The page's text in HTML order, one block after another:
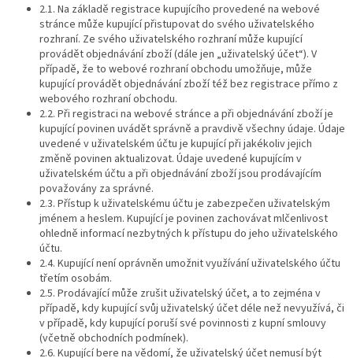
2.1. Na základě registrace kupujícího provedené na webové
stránce může kupující přistupovat do svého uživatelského
rozhraní. Ze svého uživatelského rozhraní může kupující
provádět objednávání zboží (dále jen „uživatelský účet“). V
případě, že to webové rozhraní obchodu umožňuje, může
kupující provádět objednávání zboží též bez registrace přímo z
webového rozhraní obchodu.
2.2. Při registraci na webové stránce a při objednávání zboží je
kupující povinen uvádět správně a pravdivě všechny údaje. Údaje
uvedené v uživatelském účtu je kupující při jakékoliv jejich
změně povinen aktualizovat. Údaje uvedené kupujícím v
uživatelském účtu a při objednávání zboží jsou prodávajícím
považovány za správné.
2.3. Přístup k uživatelskému účtu je zabezpečen uživatelským
jménem a heslem. Kupující je povinen zachovávat mlčenlivost
ohledně informací nezbytných k přístupu do jeho uživatelského
účtu.
2.4. Kupující není oprávněn umožnit využívání uživatelského účtu
třetím osobám.
2.5. Prodávající může zrušit uživatelský účet, a to zejména v
případě, kdy kupující svůj uživatelský účet déle než nevyužívá, či
v případě, kdy kupující poruší své povinnosti z kupní smlouvy
(včetně obchodních podmínek).
2.6. Kupující bere na vědomí, že uživatelský účet nemusí být